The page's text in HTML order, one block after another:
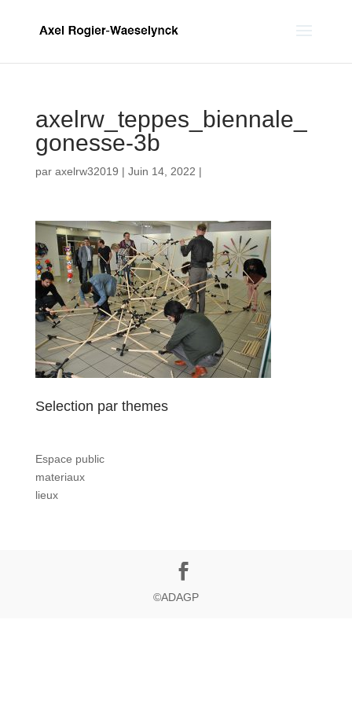
axelrw_teppes_biennale_
gonesse-3b
par axelrw32019 | Juin 14, 2022 |
Selection par themes
Espace public
materiaux
lieux
©ADAGP